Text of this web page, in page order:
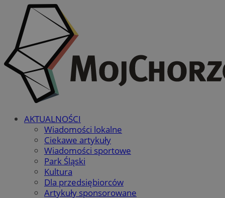
AKTUALNOŚCI
Wiadomości lokalne
Ciekawe artykuły
Wiadomości sportowe
Park Śląski
Kultura
Dla przedsiębiorców
Artykuły sponsorowane